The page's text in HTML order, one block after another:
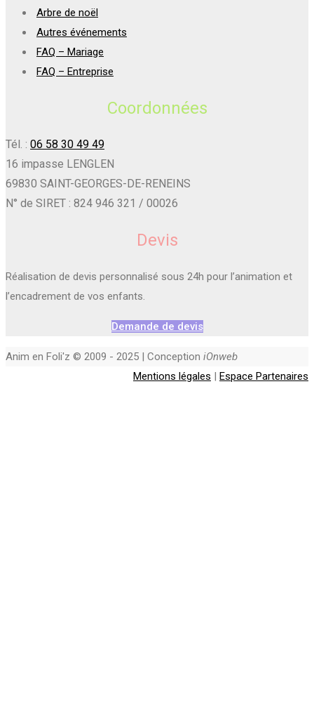
Arbre de noël
Autres événements
FAQ – Mariage
FAQ – Entreprise
Coordonnées
Tél. : 06 58 30 49 49
16 impasse LENGLEN
69830 SAINT-GEORGES-DE-RENEINS
N° de SIRET : 824 946 321 / 00026
Devis
Réalisation de devis personnalisé sous 24h pour l’animation et
l’encadrement de vos enfants.
Demande de devis
Anim en Foli'z © 2009 - 2025 | Conception iOnweb
Mentions légales | Espace Partenaires